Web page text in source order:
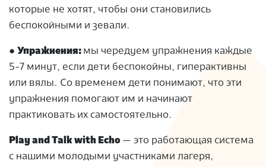
которые не хотят, чтобы они становились
беспокойными и зевали.
● Упражнения: мы чередуем упражнения каждые
5-7 минут, если дети беспокойны, гиперактивны
или вялы. Со временем дети понимают, что эти
упражнения помогают им и начинают
практиковать их самостоятельно.
Play and Talk with Echo — это работающая система
с нашими молодыми участниками лагеря,